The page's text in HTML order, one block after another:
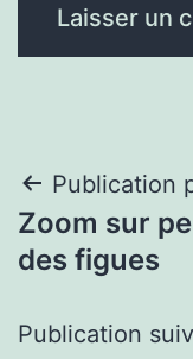
de
Publication
Zoom sur
des figues
Publication